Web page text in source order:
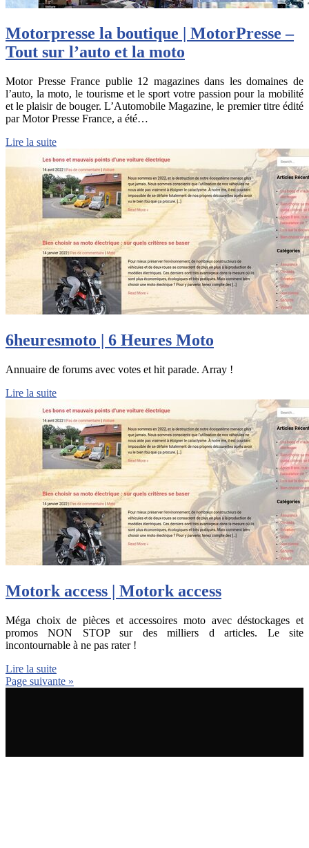
Motorpresse la boutique | MotorPresse –
Tout sur l’auto et la moto
Motor Presse France publie 12 magazines dans les domaines de
l’auto, la moto, le tourisme et le sport votre passion pour la mobilité
et le plaisir de bouger. L’Automobile Magazine, le premier titre édité
par Motor Presse France, a été…
Lire la suite
6heuresmoto | 6 Heures Moto
Annuaire de forums avec votes et hit parade. Array !
Lire la suite
Motork access | Motork access
Méga choix de pièces et accessoires moto avec déstockages et
promos NON STOP sur des milliers d articles. Le site
incontournable à ne pas rater !
Lire la suite
Page suivante »